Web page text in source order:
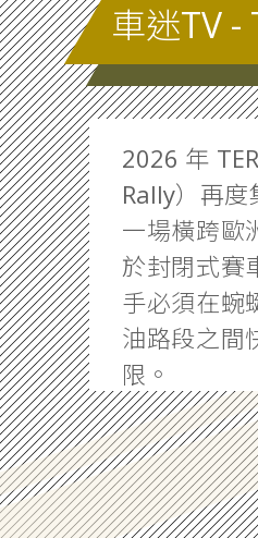
車迷TV -
2026年
Rally）再
一場橫跨歐
於封閉式賽
手必須在蜿
油路段之間
限。